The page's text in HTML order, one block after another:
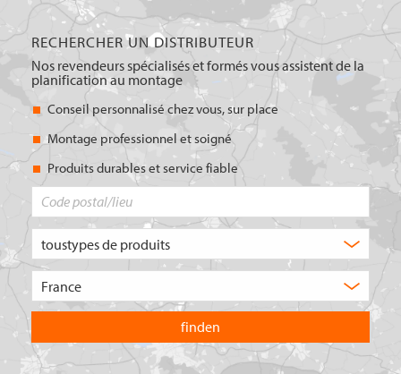
RECHERCHER UN DISTRIBUTEUR
Nos revendeurs spécialisés et formés vous assistent de la
planification au montage
Conseil personnalisé chez vous, sur place
Montage professionnel et soigné
Produits durables et service fiable
de
recherchez-
vous
?
pays
dans
lequel
vous